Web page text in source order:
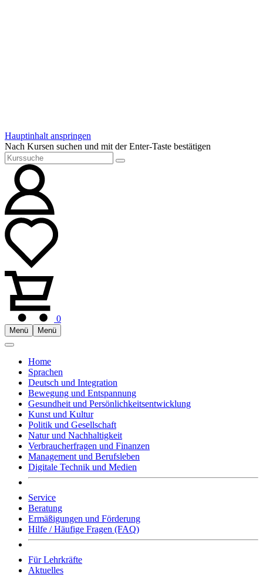
Hauptinhalt anspringen
Nach Kursen suchen und mit der Enter-Taste bestätigen
0
Menü Menü
Home
Sprachen
Deutsch und Integration
Bewegung und Entspannung
Gesundheit und Persönlichkeitsentwicklung
Kunst und Kultur
Politik und Gesellschaft
Natur und Nachhaltigkeit
Verbraucherfragen und Finanzen
Management und Berufsleben
Digitale Technik und Medien
Service
Beratung
Ermäßigungen und Förderung
Hilfe / Häufige Fragen (FAQ)
Für Lehrkräfte
Aktuelles